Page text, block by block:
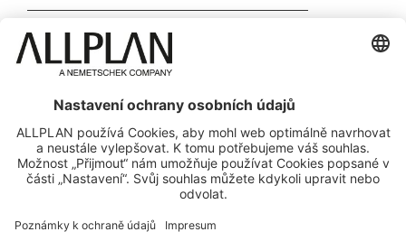
Kontaktní formulář
Obchodní kontakty
SLEDUJTE NÁS NA
ALLPLAN on LinkedIn
ALLPLAN on Xing
ALLPLAN on Facebook
ALLPLAN on YouTube